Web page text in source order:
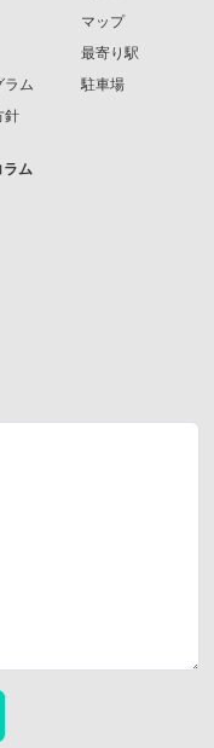
ラム
針
マップ
最寄り駅
駐車場
ラム